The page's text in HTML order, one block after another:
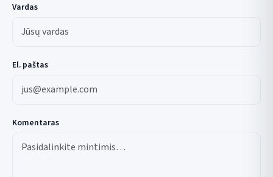
Vardas
El. paštas
Komentaras